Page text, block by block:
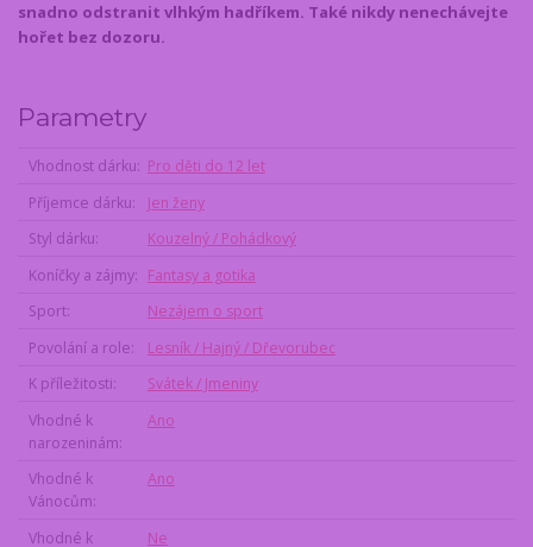
snadno odstranit vlhkým hadříkem. Také nikdy nenechávejte
hořet bez dozoru.
Parametry
Vhodnost dárku
Pro děti do 12 let
Příjemce dárku
Jen ženy
Styl dárku
Kouzelný / Pohádkový
Koníčky a zájmy
Fantasy a gotika
Sport
Nezájem o sport
Povolání a role
Lesník / Hajný / Dřevorubec
K příležitosti
Svátek / Jmeniny
Vhodné k
narozeninám
Ano
Vhodné k
Vánocům
Ano
Vhodné k
Ne